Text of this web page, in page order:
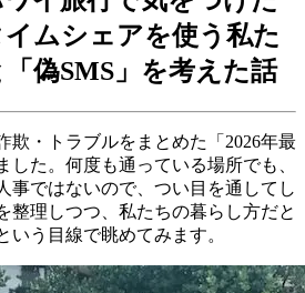
ムシェアを使う私た
偽SMS」を考えた話
欺・トラブルをまとめた「2026年最
した。何度も通っている場所でも、
事ではないので、つい目を通してし
整理しつつ、私たちの暮らし方だと
いう目線で眺めてみます。